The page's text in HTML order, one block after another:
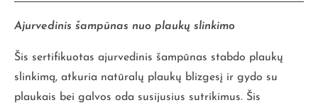
Ajurvedinis šampūnas nuo plaukų slinkimo
Šis sertifikuotas ajurvedinis šampūnas stabdo plaukų
slinkimą, atkuria natūralų plaukų blizgesį ir gydo su
plaukais bei galvos oda susijusius sutrikimus. Šis